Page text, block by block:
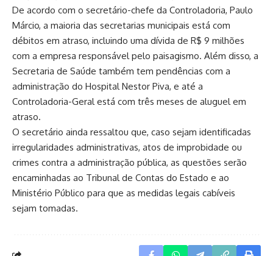
De acordo com o secretário-chefe da Controladoria, Paulo
Márcio, a maioria das secretarias municipais está com
débitos em atraso, incluindo uma dívida de R$ 9 milhões
com a empresa responsável pelo paisagismo. Além disso, a
Secretaria de Saúde também tem pendências com a
administração do Hospital Nestor Piva, e até a
Controladoria-Geral está com três meses de aluguel em
atraso.
O secretário ainda ressaltou que, caso sejam identificadas
irregularidades administrativas, atos de improbidade ou
crimes contra a administração pública, as questões serão
encaminhadas ao Tribunal de Contas do Estado e ao
Ministério Público para que as medidas legais cabíveis
sejam tomadas.